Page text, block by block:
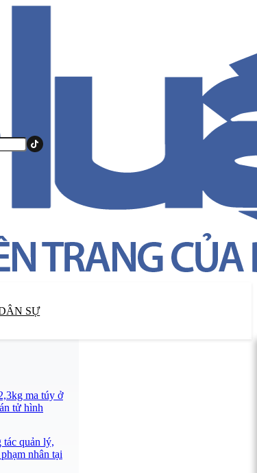
SỰ
ma túy ở
tử hình
tác quản lý,
nhân tại